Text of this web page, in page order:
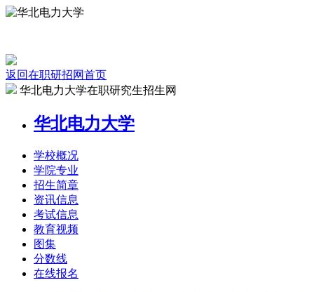
返回在职研招网首页
华北电力大学在职研究生招生网
华北电力大学
学校概况
学院专业
招生简章
资讯信息
考试信息
教育视频
图集
分数线
在线报名